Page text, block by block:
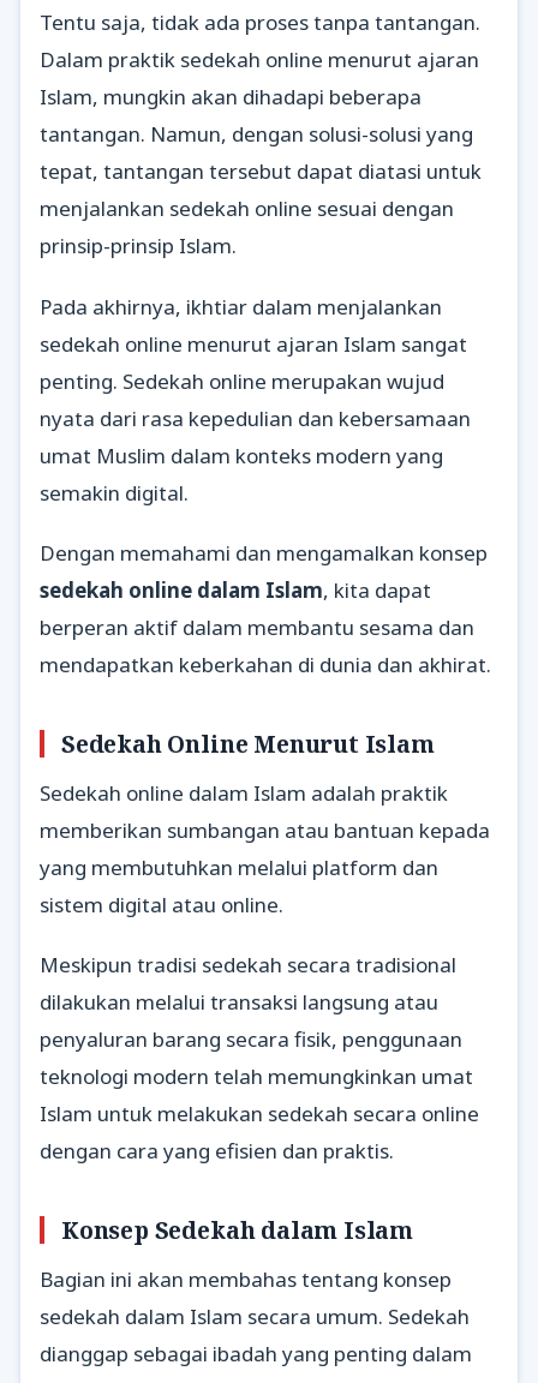
Tentu saja, tidak ada proses tanpa tantangan.
Dalam praktik sedekah online menurut ajaran
Islam, mungkin akan dihadapi beberapa
tantangan. Namun, dengan solusi-solusi yang
tepat, tantangan tersebut dapat diatasi untuk
menjalankan sedekah online sesuai dengan
prinsip-prinsip Islam.
Pada akhirnya, ikhtiar dalam menjalankan
sedekah online menurut ajaran Islam sangat
penting. Sedekah online merupakan wujud
nyata dari rasa kepedulian dan kebersamaan
umat Muslim dalam konteks modern yang
semakin digital.
Dengan memahami dan mengamalkan konsep
sedekah online dalam Islam, kita dapat
berperan aktif dalam membantu sesama dan
mendapatkan keberkahan di dunia dan akhirat.
Sedekah Online Menurut Islam
Sedekah online dalam Islam adalah praktik
memberikan sumbangan atau bantuan kepada
yang membutuhkan melalui platform dan
sistem digital atau online.
Meskipun tradisi sedekah secara tradisional
dilakukan melalui transaksi langsung atau
penyaluran barang secara fisik, penggunaan
teknologi modern telah memungkinkan umat
Islam untuk melakukan sedekah secara online
dengan cara yang efisien dan praktis.
Konsep Sedekah dalam Islam
Bagian ini akan membahas tentang konsep
sedekah dalam Islam secara umum. Sedekah
dianggap sebagai ibadah yang penting dalam